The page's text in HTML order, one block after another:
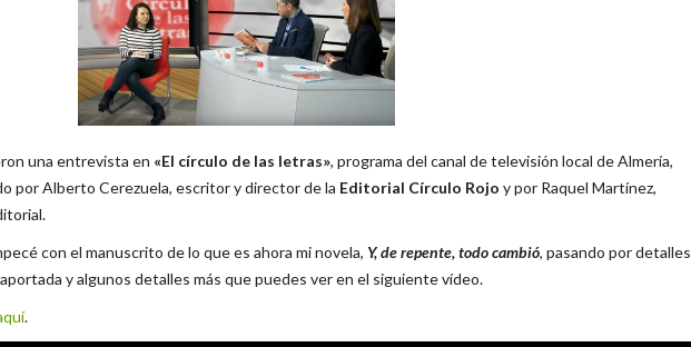
una entrevista en «El círculo de las letras», programa del canal de televisión local de Almería,
por Alberto Cerezuela, escritor y director de la Editorial Círculo Rojo y por Raquel Martínez,
con el manuscrito de lo que es ahora mi novela, Y, de repente, todo cambió, pasando por detalles
y algunos detalles más que puedes ver en el siguiente vídeo.
.